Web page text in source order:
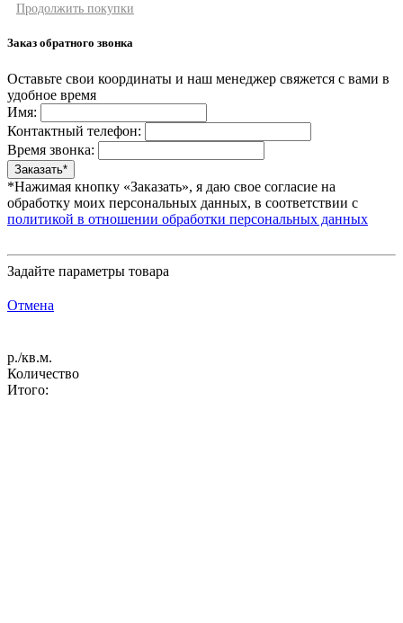
Продолжить покупки
Заказ обратного звонка
Оставьте свои координаты и наш менеджер свяжется с вами в
удобное время
Имя:
Контактный телефон:
Время звонка:
*Нажимая кнопку «Заказать», я даю свое согласие на
обработку моих персональных данных, в соответствии с
политикой в отношении обработки персональных данных
Задайте параметры товара
Отмена
р./кв.м.
Количество
Итого: